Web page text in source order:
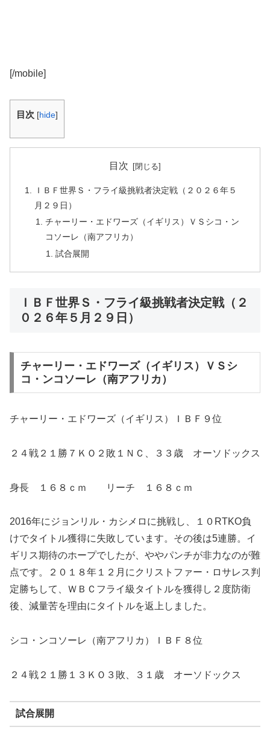
[/mobile]
目次 [hide]
目次
ＩＢＦ世界Ｓ・フライ級挑戦者決定戦（２０２６年５
月２９日）
チャーリー・エドワーズ（イギリス）ＶＳシコ・ン
コソーレ（南アフリカ）
試合展開
ＩＢＦ世界Ｓ・フライ級挑戦者決定戦（２
０２６年５月２９日）
チャーリー・エドワーズ（イギリス）ＶＳシ
コ・ンコソーレ（南アフリカ）
チャーリー・エドワーズ（イギリス）ＩＢＦ９位
２４戦２１勝７ＫＯ２敗１ＮＣ、３３歳 オーソドックス
身長 １６８ｃｍ リーチ １６８ｃｍ
2016年にジョンリル・カシメロに挑戦し、１０RTKO負
けでタイトル獲得に失敗しています。その後は5連勝。イ
ギリス期待のホープでしたが、ややパンチが非力なのが難
点です。２０１８年１２月にクリストファー・ロサレス判
定勝ちして、ＷＢＣフライ級タイトルを獲得し２度防衛
後、減量苦を理由にタイトルを返上しました。
シコ・ンコソーレ（南アフリカ）ＩＢＦ８位
２４戦２１勝１３ＫＯ３敗、３１歳 オーソドックス
試合展開